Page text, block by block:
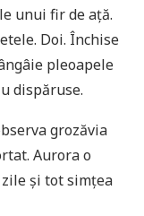
unui fir de ață.
Doi. Închise
pleoapele
dispăruse.
grozăvia
Aurora o
și tot simțea